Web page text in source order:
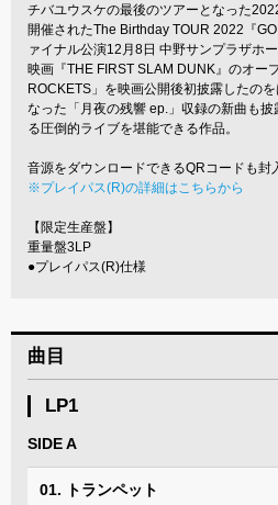
チバユウスケの最後のツアーとなった
開催されたThe Birthday TOUR 2022『
ァイナル公演12月8日 中野サンプラザホ
映画『THE FIRST SLAM DUNK』のオー
ROCKETS」を映画公開後初披露したの
なった「月夜の残響 ep.」収録の新曲も
る圧倒的ライブを堪能できる作品。
音源をダウンロードできるQRコードも封
※プレイパス(R)の詳細はこちらから
【限定生産盤】
重量盤3LP
●プレイパス(R)仕様
曲目
LP1
SIDE A
01. トランペット